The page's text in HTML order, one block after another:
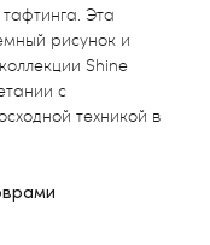
Эта
рисунок и
Shine
с
техникой в